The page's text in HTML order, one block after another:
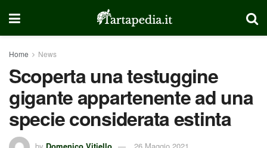
Home News
Scoperta una testuggine
gigante appartenente ad una
specie considerata estinta